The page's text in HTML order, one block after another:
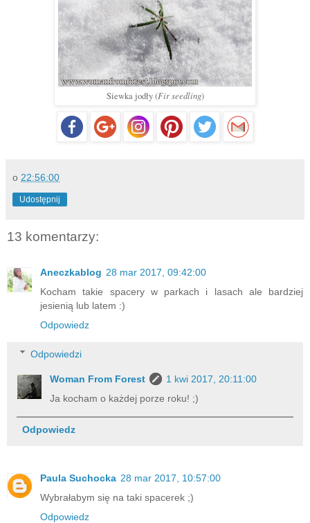
Siewka jodły (Fir seedling)
o 22:56:00
Udostępnij
13 komentarzy:
Aneczkablog 28 mar 2017, 09:42:00
Kocham takie spacery w parkach i lasach ale bardziej
jesienią lub latem :)
Odpowiedz
Odpowiedzi
Woman From Forest
1 kwi 2017, 20:11:00
Ja kocham o każdej porze roku! ;)
Odpowiedz
Paula Suchocka 28 mar 2017, 10:57:00
Wybrałabym się na taki spacerek ;)
Odpowiedz